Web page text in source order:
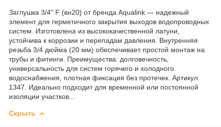
Заглушка 3/4" F (вн20) от бренда Aqualink — надежный
элемент для герметичного закрытия выходов водопроводных
систем. Изготовлена из высококачественной латуни,
устойчива к коррозии и перепадам давления. Внутренняя
резьба 3/4 дюйма (20 мм) обеспечивает простой монтаж на
трубы и фитинги. Преимущества: долговечность,
универсальность для систем горячего и холодного
водоснабжения, плотная фиксация без протечек. Артикул
1347. Идеально подходит для временной или постоянной
изоляции участков...
Скрыть